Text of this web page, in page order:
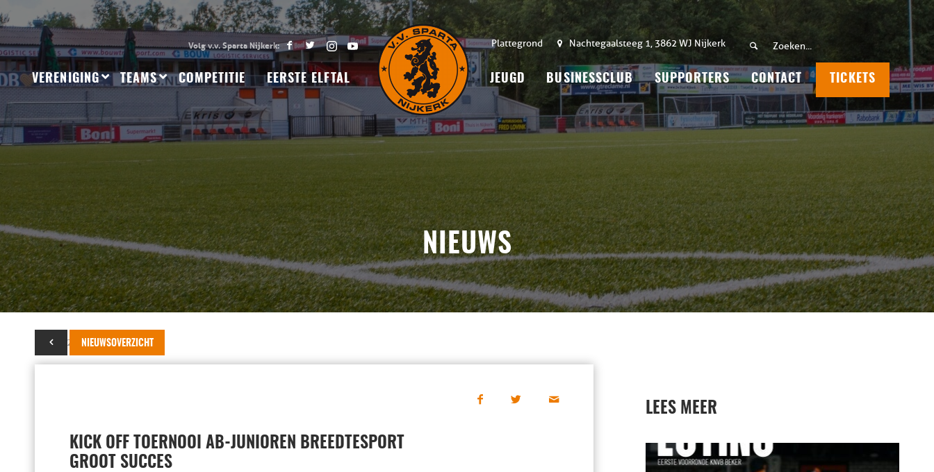
Plattegrond Nachtegaalsteeg 1, 3862 WJ Nijkerk
VERENIGING TEAMS COMPETITIE EERSTE ELFTAL JEUGD BUSINESSCLUB SUPPORTERS CONTACT TICKETS
NIEUWS
NIEUWSOVERZICHT
22 juni 2015
KICK OFF TOERNOOI AB-JUNIOREN BREEDTESPORT
GROOT SUCCES
LEES MEER